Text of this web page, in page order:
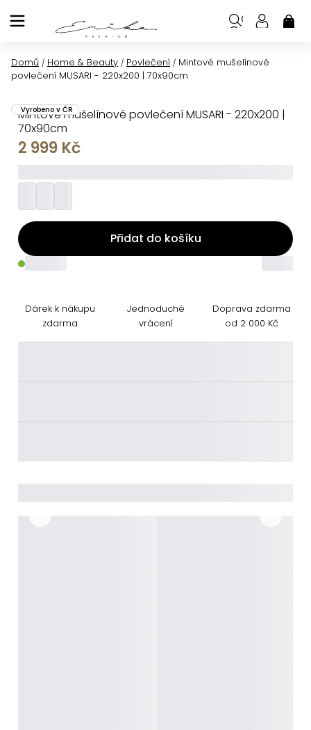
na
Domů / Home & Beauty / Povlečení / Mintové mušelínové
povlečení MUSARI - 220x200 | 70x90cm
Mintové mušelínové povlečení MUSARI - 220x200 |
70x90cm
Vyrobeno v ČR
2 999 Kč
Přidat do košíku
Dárek k nákupu
zdarma
Jednoduché
vrácení
Doprava zdarma
od 2 000 Kč